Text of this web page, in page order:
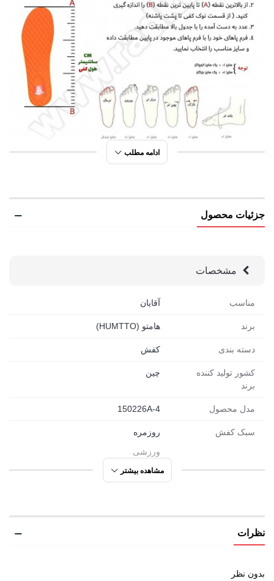
ادامه مطلب
جزئیات محصول
مشخصات
مناسب آقایان
برند هامتو (HUMTTO)
دسته بندی کفش
کشور تولید کننده
برند
چین
مدل محصول 150226A-4
سبک کفش
روزمره
ورزشی
شهری
طبیعت گردی
مشاهده بیشتر
نظرات
بدون نظر